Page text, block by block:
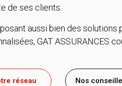
de ses clients.
aussi bien des solutions
GAT ASSURANCES
réseau Nos